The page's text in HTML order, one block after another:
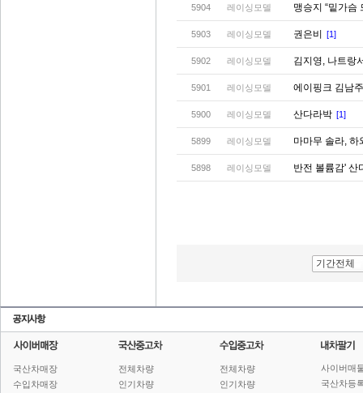
5904 레이싱모델 맹승지 “밑가슴
5903 레이싱모델 권은비 [1]
5902 레이싱모델 김지영, 나트랑
5901 레이싱모델 에이핑크 김남
5900 레이싱모델 산다라박 [1]
5899 레이싱모델 마마무 솔라, 하
5898 레이싱모델 반전 볼륨감' 산
기간전체
국산차매장
수입차매장
전체차량
인기차량
전체차량
인기차량
사이버매
국산차등